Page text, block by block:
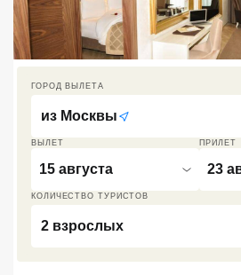
ВЫЛЕТ
15 августа
ПРИЛЕТ
23
КОЛИЧЕСТВО ТУРИСТОВ
2 взрослых
ГОРОД ВЫЛЕТА
из Москвы
Большой Сочи
Кав Мин Воды
Экскурсионные туры
VIP отели 5 звезд